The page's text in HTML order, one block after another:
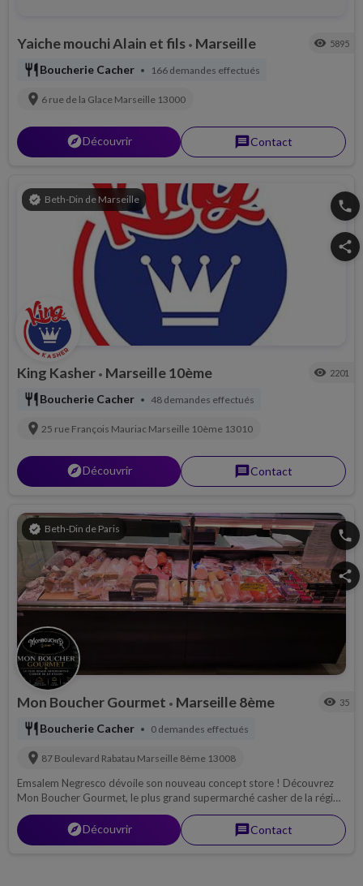
Yaiche mouchi Alain et fils • Marseille visibility 5895
restaurant Boucherie Cacher • 166 demandes effectués
location_on 6 rue de la Glace Marseille 13000
explorerDécouvrir messageContact
verified Beth-Din de Marseille phone
share
King Kasher • Marseille 10ème visibility 2201
restaurant Boucherie Cacher • 48 demandes effectués
location_on 25 rue François Mauriac Marseille 10ème 13010
explorerDécouvrir messageContact
verified Beth-Din de Paris phone
share
Mon Boucher Gourmet • Marseille 8ème visibility 35
restaurant Boucherie Cacher • 0 demandes effectués
location_on 87 Boulevard Rabatau Marseille 8ème 13008
Emsalem Negresco dévoile son nouveau concept store ! Découvrez
Mon Boucher Gourmet, le plus grand supermarché casher de la région
marseillaise, avec un vaste choix de produits casher réunis en un seul
lieu.
explorerDécouvrir messageContact